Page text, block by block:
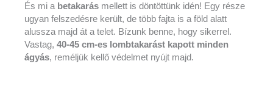
És mi a betakarás mellett is döntöttünk idén! Egy része
ugyan felszedésre került, de több fajta is a föld alatt
alussza majd át a telet. Bízunk benne, hogy sikerrel.
Vastag, 40-45 cm-es lombtakarást kapott minden
ágyás, reméljük kellő védelmet nyújt majd.